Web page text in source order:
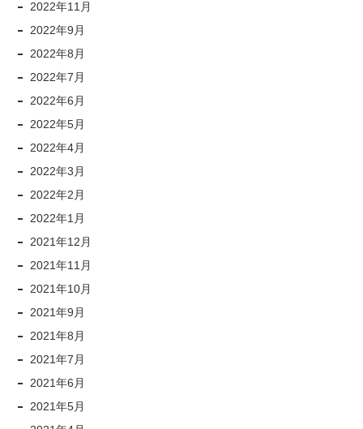
2022年11月
2022年9月
2022年8月
2022年7月
2022年6月
2022年5月
2022年4月
2022年3月
2022年2月
2022年1月
2021年12月
2021年11月
2021年10月
2021年9月
2021年8月
2021年7月
2021年6月
2021年5月